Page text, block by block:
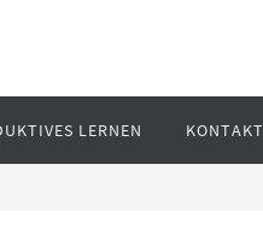
LERNEN KONTAKT